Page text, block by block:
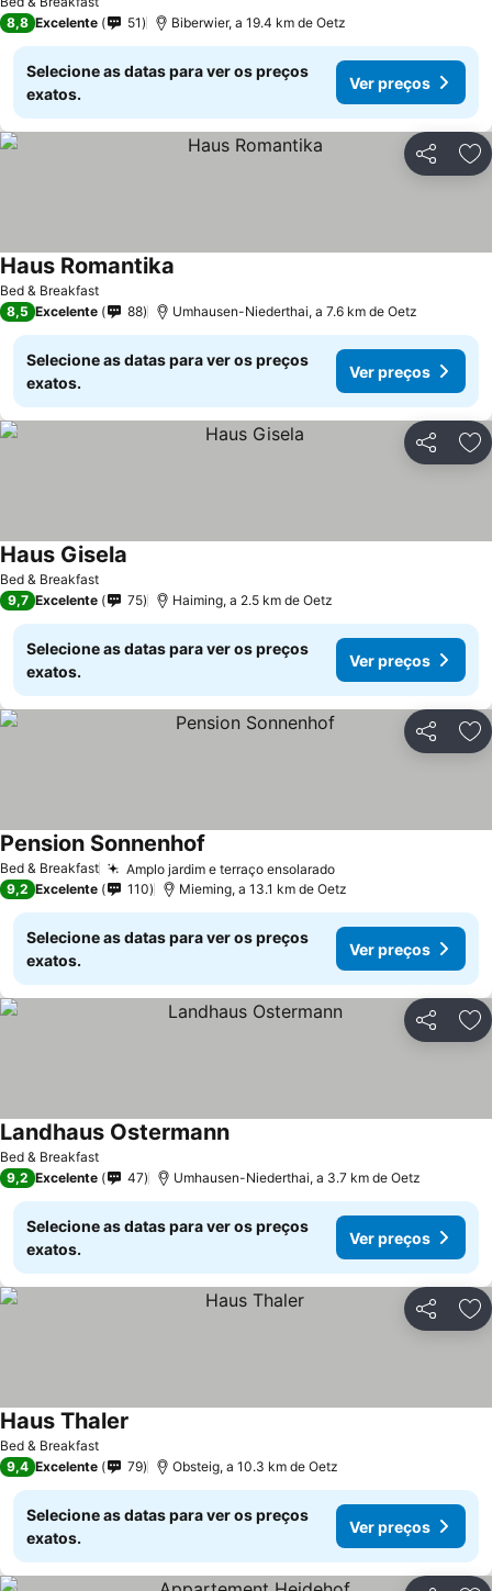
8,8 Excelente 51 Biberwier, a 19.4 km de Oetz
Selecione as datas para ver os preços
exatos.
Ver preços
Partilhar
Bed & Breakfast
Haus Romantika
8,5 Excelente 88 Umhausen-Niederthai, a 7.6 km de Oetz
Selecione as datas para ver os preços
exatos.
Ver preços
Partilhar
Bed & Breakfast
Haus Gisela
9,7 Excelente 75 Haiming, a 2.5 km de Oetz
Selecione as datas para ver os preços
exatos.
Ver preços
Partilhar
Bed & Breakfast Amplo jardim e terraço ensolarado
Pension Sonnenhof
9,2 Excelente 110 Mieming, a 13.1 km de Oetz
Selecione as datas para ver os preços
exatos.
Ver preços
Partilhar
Bed & Breakfast
Landhaus Ostermann
9,2 Excelente 47 Umhausen-Niederthai, a 3.7 km de Oetz
Selecione as datas para ver os preços
exatos.
Ver preços
Partilhar
Bed & Breakfast
Haus Thaler
9,4 Excelente 79 Obsteig, a 10.3 km de Oetz
Selecione as datas para ver os preços
exatos.
Ver preços